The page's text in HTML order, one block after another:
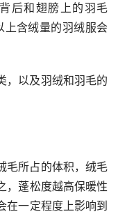
后和翅膀上的羽毛
上含绒量的羽绒服会
，以及羽绒和羽毛的
毛所占的体积，绒毛
，蓬松度越高保暖性
在一定程度上影响到